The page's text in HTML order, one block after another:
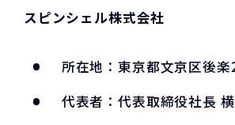
スピンシェル株式会社
所在地：東京都文京区後
代表者：代表取締役社長